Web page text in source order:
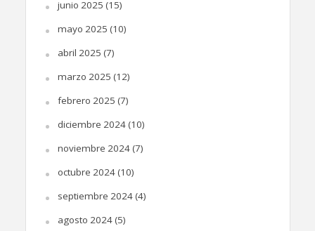
junio 2025 (15)
mayo 2025 (10)
abril 2025 (7)
marzo 2025 (12)
febrero 2025 (7)
diciembre 2024(10)
noviembre 2024(7)
octubre 2024(10)
septiembre 2024(4)
agosto 2024(5)